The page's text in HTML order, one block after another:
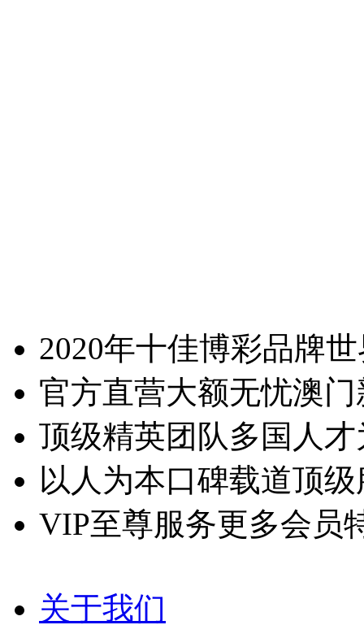
2020年十佳博彩品牌
官方直营大额无忧澳门
顶级精英团队多国人
以人为本口碑载道顶级
VIP至尊服务更多会员
关于我们